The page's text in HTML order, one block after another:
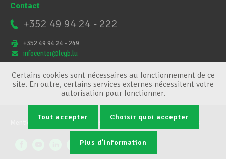
Contact
+352 49 94 24 - 222
+352 49 94 24 - 249
infocenter@lcgb.lu
Conditions générales Gestion des cookies
Certains cookies sont nécessaires au fonctionnement de ce
site. En outre, certains services externes nécessitent votre
autorisation pour fonctionner.
Tout accepter Choisir quoi accepter
Plus d'information